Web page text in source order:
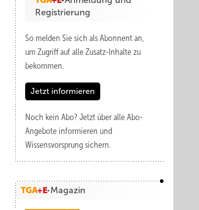
Registrierung
So melden Sie sich als Abonnent an,
um Zugriff auf alle Zusatz-Inhalte zu
bekommen.
Jetzt informieren
Noch kein Abo? Jetzt über alle Abo-
Angebote informieren und
Wissensvorsprung sichern.
Magazin